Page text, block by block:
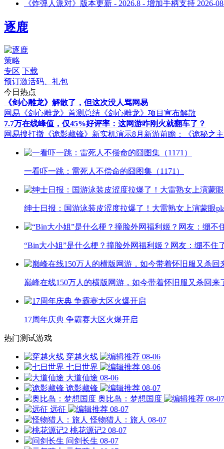
《炸弹人派对》版本更新 - 2026.8 - 增加手柄支持 2026-
逐鹿
策略
专区 下载
预订激活码、礼包
今日热点
《剑心雕龙》解散了，但这次没人骂网易
网易《剑心雕龙》首测总结 《剑心雕龙》项目宣布解散
7.7万在线峰值，仅45%好评率：这网游咋刚火就翻车了？
网易搜打撤《诡影藏锋》新实机演示8月新游前瞻：《诡秘之
一看吓一跳：雷死人不偿命的囧图集（1171）
绅士日报：国游泳装皮涩度拉爆了！大雷熟女上演蒙眼
“Bin大小姐”是什么梗？撞脸外网福利姬？网友：绷不住
巅峰在线150万人的横版网游，如今带着怀旧服又杀回来
17周年庆典 争霸赛大区火爆开启
热门测试游戏
穿越火线
08-06
七日世界
08-06
大道仙途 08-06
诡影藏锋
08-07
奥比岛：梦想国度
08-07
远征
08-07
怪物猎人：旅人 08-07
桃花源记2 08-07
问剑长生 08-07